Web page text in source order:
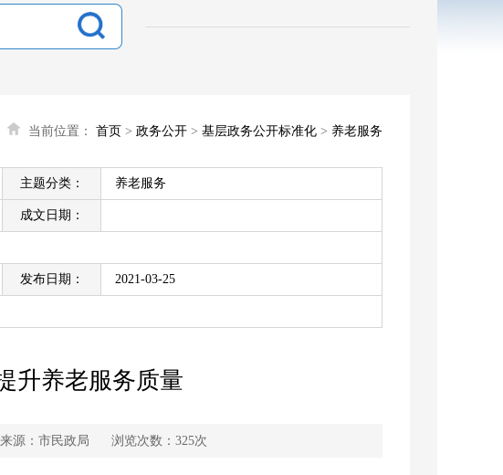
当前位置： 首页 > 政务公开 > 基层政务公开标准化 > 养老服务
主题分类： 养老服务
成文日期：
发布日期： 2021-03-25
升养老服务质量
源：市民政局 浏览次数： 325次